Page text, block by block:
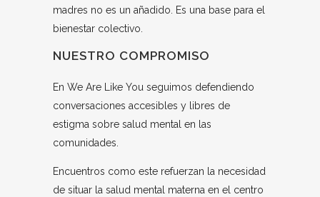
madres no es un añadido. Es una base para el
bienestar colectivo.
NUESTRO COMPROMISO
En We Are Like You seguimos defendiendo
conversaciones accesibles y libres de
estigma sobre salud mental en las
comunidades.
Encuentros como este refuerzan la necesidad
de situar la salud mental materna en el centro